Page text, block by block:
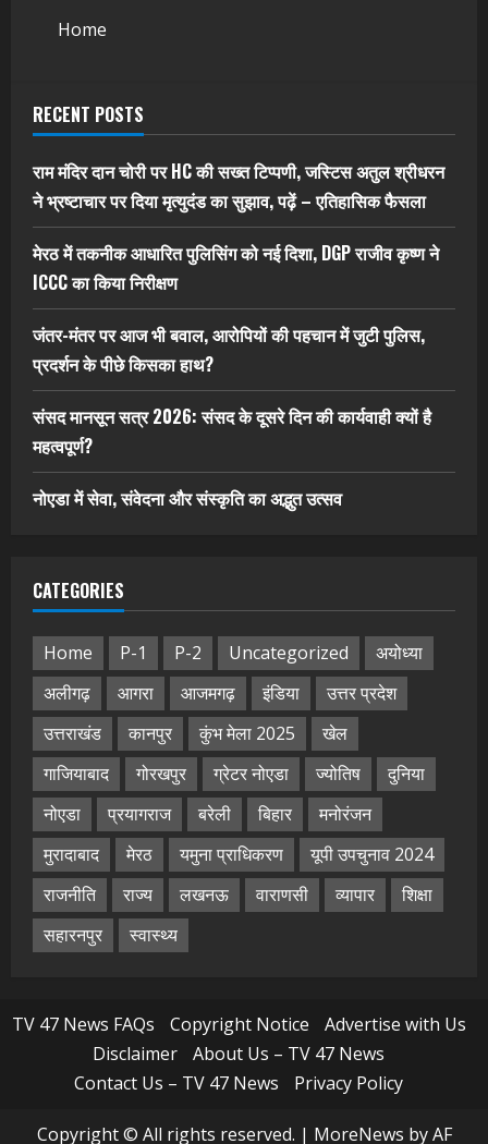
Home
RECENT POSTS
राम मंदिर दान चोरी पर HC की सख्त टिप्पणी, जस्टिस अतुल श्रीधरन
ने भ्रष्टाचार पर द‍िया मृत्युदंड का सुझाव, पढ़ें – एत‍िहास‍िक फैसला
मेरठ में तकनीक आधारित पुलिसिंग को नई दिशा, DGP राजीव कृष्ण ने
ICCC का किया निरीक्षण
जंतर-मंतर पर आज भी बवाल, आरोपियों की पहचान में जुटी पुलिस,
प्रदर्शन के पीछे किसका हाथ?
संसद मानसून सत्र 2026: संसद के दूसरे दिन की कार्यवाही क्यों है
महत्वपूर्ण?
नोएडा में सेवा, संवेदना और संस्कृति का अद्भुत उत्सव
CATEGORIES
Home P-1 P-2 Uncategorized
अयोध्या
अलीगढ़
आगरा आजमगढ़ इंडिया
उत्तर प्रदेश
उत्तराखंड
कानपुर कुंभ मेला 2025
खेल
गाजियाबाद
गोरखपुर ग्रेटर नोएडा ज्योतिष
दुनिया
नोएडा
प्रयागराज बरेली बिहार
मनोरंजन
मुरादाबाद
मेरठ यमुना प्राधिकरण
यूपी उपचुनाव 2024
राजनीति
राज्य लखनऊ वाराणसी व्यापार
शिक्षा
सहारनपुर
स्वास्थ्य
TV 47 News FAQs Copyright Notice
Advertise with Us
Disclaimer
About Us – TV 47 News
Contact Us – TV 47 News
Privacy Policy
Copyright © All rights reserved. | MoreNews by AF